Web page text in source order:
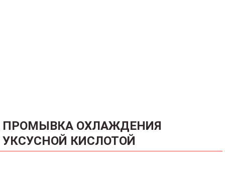
ПРОМЫВКА ОХЛАЖДЕНИЯ
УКСУСНОЙ КИСЛОТОЙ